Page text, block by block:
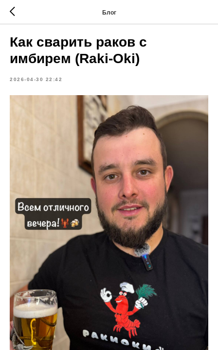
Блог
Как сварить раков с
имбирем (Raki-Oki)
2026-04-30 22:42